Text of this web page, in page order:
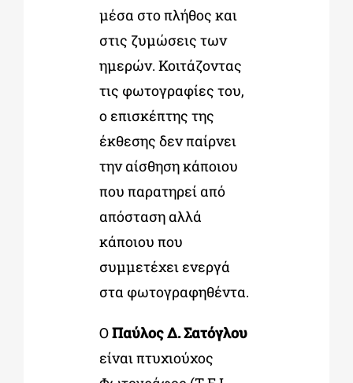
µέσα στο πλήθος και
στις ζυµώσεις των
ηµερών. Κοιτάζοντας
τις φωτογραφίες του,
ο επισκέπτης της
έκθεσης δεν παίρνει
την αίσθηση κάποιου
που παρατηρεί από
απόσταση αλλά
κάποιου που
συµµετέχει ενεργά
στα φωτογραφηθέντα.
OΠαύλος Δ. Σατόγλου
είναι πτυχιούχος